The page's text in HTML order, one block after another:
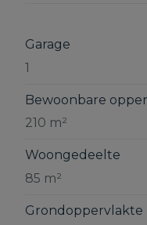
Garage
1
Bewoonbare
210 m²
Woongedeelte
85 m²
Grondoppervlakte